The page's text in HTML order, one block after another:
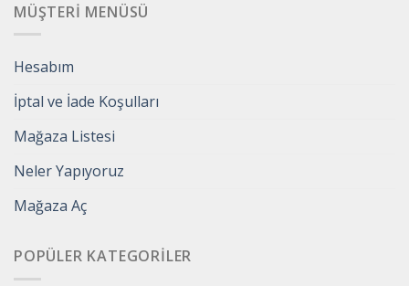
MÜŞTERI MENÜSÜ
Hesabım
İptal ve İade Koşulları
Mağaza Listesi
Neler Yapıyoruz
Mağaza Aç
POPÜLER KATEGORILER